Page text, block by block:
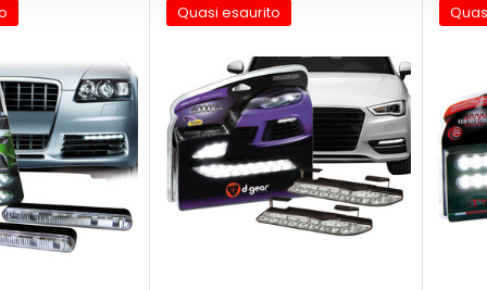
decrescente
Quasi esaurito